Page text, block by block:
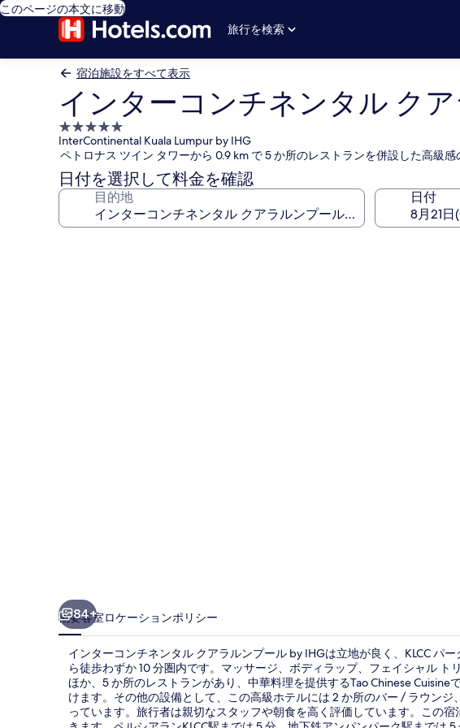
このページの本文に移動
旅行を検索
宿泊施設をすべて表示
インターコンチネンタル ク
5.0
つ
星
宿
泊
InterContinental Kuala Lumpur by IHG
ペトロナス ツイン タワーから 0.9 km で 5 か所のレストランを併設した高級
日付を選択して料金を確認
目的地 日付
ル
ン
プ
ー
ル
84+
概要客室ロケーションポリシー
インターコンチネンタル クアラルンプール by IHGは立地が良く、KLCC パ
ら徒歩わずか 10 分圏内です。マッサージ、ボディラップ、フェイシャル
ほか、5 か所のレストランがあり、中華料理を提供するTao Chinese
けます。その他の設備として、この高級ホテルには 2 か所のバー / ラウン
っています。旅行者は親切なスタッフや朝食を高く評価しています。この